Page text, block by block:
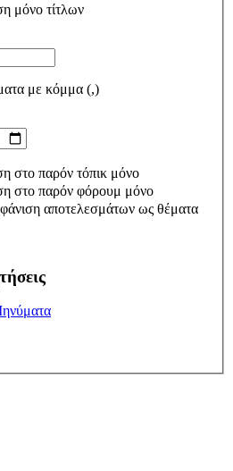
μόνο τίτλων
με κόμμα (,)
στο παρόν τόπικ μόνο
στο παρόν φόρουμ μόνο
αποτελεσμάτων ως θέματα